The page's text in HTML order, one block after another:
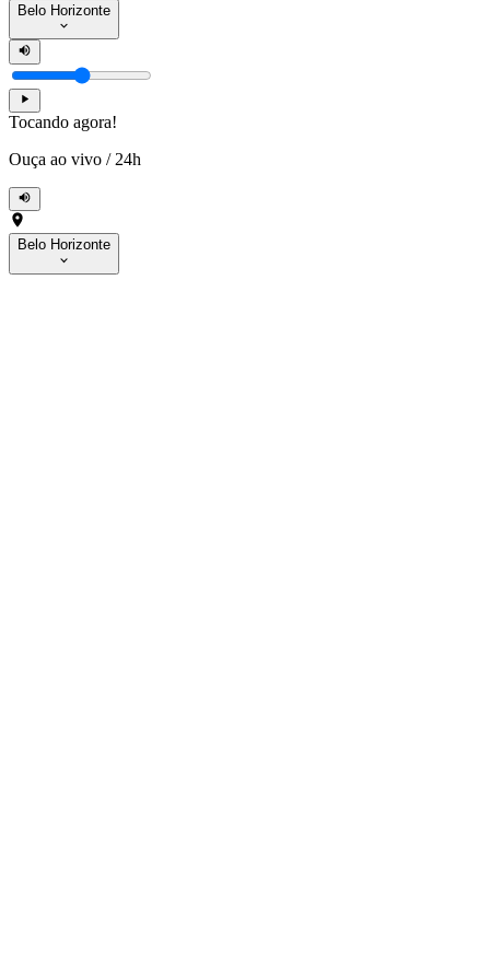
Belo Horizonte
Tocando agora!
Ouça ao vivo / 24h
Belo Horizonte